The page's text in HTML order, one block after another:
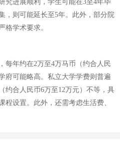
究进展顺利，学生可能在3至4年毕
，则可能延长至5年。此外，部分院
格学术要求。
每年约在2万至4万马币（约合人民
府可能略高。私立大学学费则普遍
约合人民币6万至12万元）不等，具
程设置。此外，还需考虑生活费、